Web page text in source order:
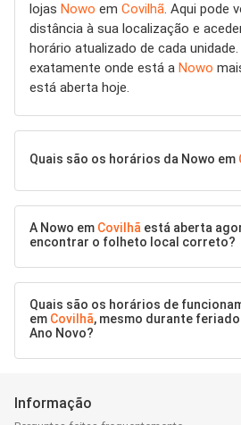
lojas Nowo em Covilhã. Aqui pode
distância à sua localização e
horário atualizado de cada
exatamente onde está a Nowo
está aberta hoje.
Quais são os horários da Nowo em
A Nowo em Covilhã está aberta
encontrar o folheto local correto?
Quais são os horários de
em Covilhã, mesmo durante
Ano Novo?
Informação